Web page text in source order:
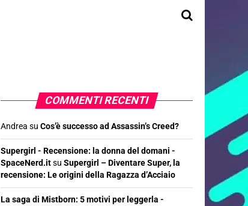
COMMENTI RECENTI
Andrea su Cos’è successo ad Assassin’s Creed?
Supergirl - Recensione: la donna del domani -
SpaceNerd.itsu Supergirl – Diventare Super, la
recensione: Le origini della Ragazza d’Acciaio
La saga di Mistborn: 5 motivi per leggerla -